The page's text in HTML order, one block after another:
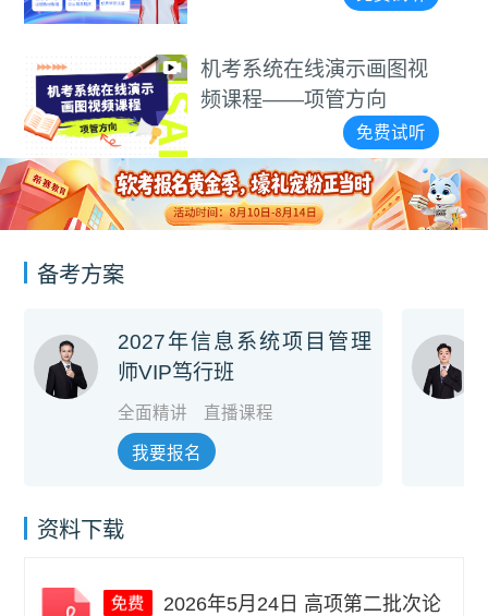
图视
试听
2026年高项论文
备考方案
2027年信息系统项目管理
师VIP笃行班
全面精讲 直播课程
我要报名
资料下载